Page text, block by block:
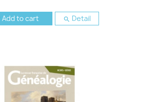
Add to cart  Detail